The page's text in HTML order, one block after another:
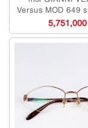
Versus MOD 649